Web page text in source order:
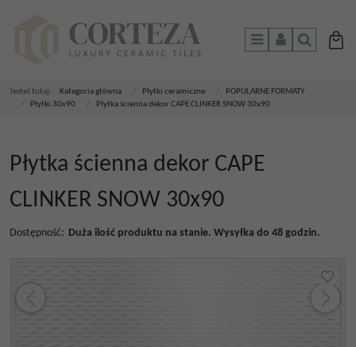
MenuPanelSzukaj
Jesteś tutaj: Kategoria główna Płytki ceramiczne
POPULARNE FORMATY
Płytki 30x90 Płytka ścienna dekor CAPE CLINKER SNOW 30x90
Płytka ścienna dekor CAPE
CLINKER SNOW 30x90
Dostępność: Duża ilość produktu na stanie. Wysyłka do 48 godzin.